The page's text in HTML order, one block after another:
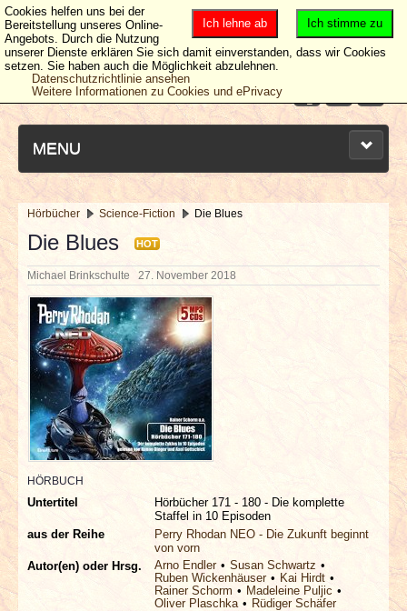
MENU
NEUESTE ARTIKEL
NEWS & DATES
BERICHTE
VERLOSUNGEN
INTERVIEWS
SPECIALS
LINKS
Hörbücher Science-Fiction Die Blues
Die Blues HOT
Michael Brinkschulte 27. November 2018
HÖRBUCH
Untertitel
Hörbücher 171 - 180 - Die komplette
Staffel in 10 Episoden
aus der Reihe
Perry Rhodan NEO - Die Zukunft beginnt
von vorn
Autor(en) oder Hrsg.
Arno Endler
Susan Schwartz
Ruben Wickenhäuser
Kai Hirdt
Rainer Schorm
Madeleine Puljic
Oliver Plaschka
Rüdiger Schäfer
Ich stimme zu
Ich lehne ab
Cookies helfen uns bei der
Bereitstellung unseres Online-
Angebots. Durch die Nutzung
unserer Dienste erklären Sie sich damit einverstanden, dass wir Cookies
setzen. Sie haben auch die Möglichkeit abzulehnen.
Datenschutzrichtlinie ansehen
Weitere Informationen zu Cookies und ePrivacy